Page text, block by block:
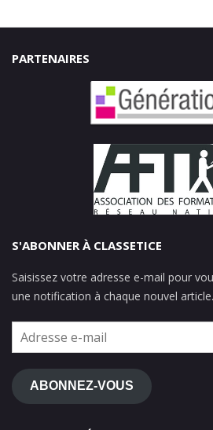
PARTENAIRES
S'ABONNER À CLASSETICE
Saisissez votre adresse e-mail pour
une notification à chaque nouvel article.
Adresse
e-
mail
ABONNEZ-VOUS